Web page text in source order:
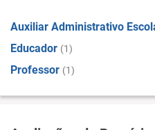
Auxiliar Administrativo
Educador (1)
Professor (1)